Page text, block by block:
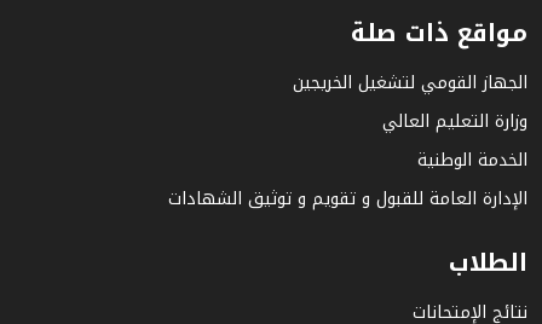
مواقع ذات صلة
الجهاز القومي لتشغيل الخريجين
وزارة التعليم العالي
الخدمة الوطنية
الإدارة العامة للقبول و تقويم و توثيق الشهادات
الطلاب
نتائج الإمتحانات